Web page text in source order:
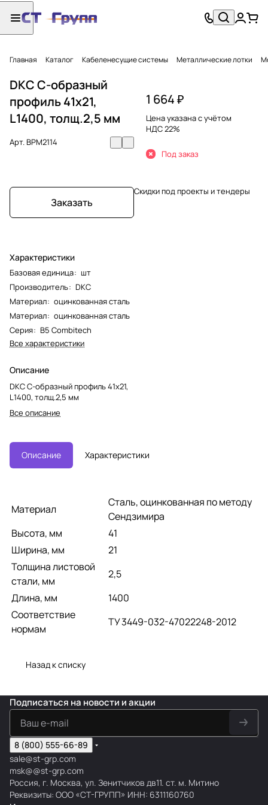
Главная Каталог Кабеленесущие системы Металлические лотки
DKC С-образный
профиль 41х21,
L1400, толщ.2,5 мм
Арт.BPM2114
Заказать
Характеристики
Базовая единица: шт
Производитель: DKC
Материал: оцинкованная сталь
Материал: оцинкованная сталь
Серия: B5 Combitech
Все характеристики
Описание
DKC С-образный профиль 41х21,
L1400, толщ.2,5 мм
Все описание
1 664 ₽
Цена указана с учётом
НДС 22%
Под заказ
Скидки под проекты и тендеры
Описание Характеристики
Материал
Сталь, оцинкованная по методу
Сендзимира
Высота, мм
41
Ширина, мм
21
Толщина листовой
стали, мм
2,5
Длина, мм
1400
Соответствие
нормам
ТУ 3449-032-47022248-2012
Назад к списку
Подписаться на новости и акции
8 (800) 555-66-89
sale@st-grp.com
msk@@st-grp.com
Россия, г. Москва, ул. Зенитчиков дв11. ст. м. Митино
Реквизиты: ООО «СТ-ГРУПП» ИНН: 6311160760